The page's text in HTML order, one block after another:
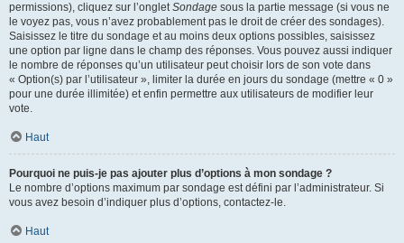
permissions), cliquez sur l’ongletSondage sous la partie message (si vous ne
le voyez pas, vous n’avez probablement pas le droit de créer des sondages).
Saisissez le titre du sondage et au moins deux options possibles, saisissez
une option par ligne dans le champ des réponses. Vous pouvez aussi indiquer
le nombre de réponses qu’un utilisateur peut choisir lors de son vote dans
« Option(s) par l’utilisateur », limiter la durée en jours du sondage (mettre « 0 »
pour une durée illimitée) et enfin permettre aux utilisateurs de modifier leur
vote.
Haut
Pourquoi ne puis-je pas ajouter plus d’options à mon sondage ?
Le nombre d’options maximum par sondage est défini par l’administrateur. Si
vous avez besoin d’indiquer plus d’options, contactez-le.
Haut